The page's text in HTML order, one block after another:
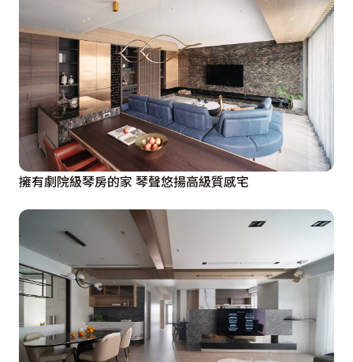
擁有劇院級琴房的家 琴聲悠揚高級質感宅